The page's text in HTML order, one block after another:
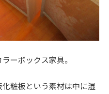
ーボックス家具。
粧板という素材は中に湿